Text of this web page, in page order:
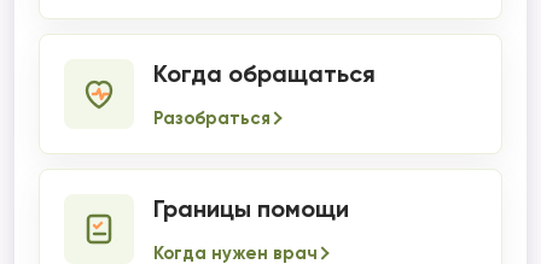
Когда обращаться
Разобраться
Границы помощи
Когда нужен врач